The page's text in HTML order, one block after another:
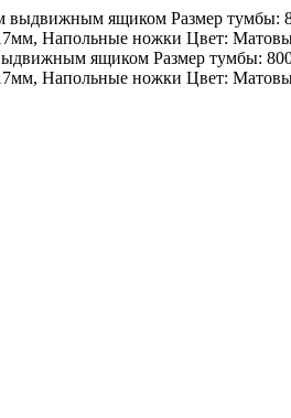
ящиком Размер тумбы:
Напольные ножки Цвет: